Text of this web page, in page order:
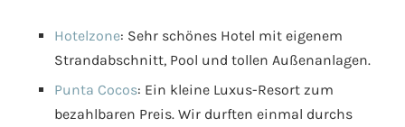
Hotelzone: Sehr schönes Hotel mit eigenem
Strandabschnitt, Pool und tollen Außenanlagen.
Punta Cocos: Ein kleine Luxus-Resort zum
bezahlbaren Preis. Wir durften einmal durchs